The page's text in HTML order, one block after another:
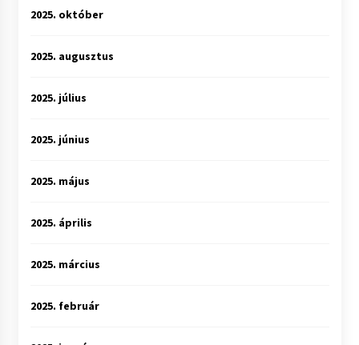
2025. október
2025. augusztus
2025. július
2025. június
2025. május
2025. április
2025. március
2025. február